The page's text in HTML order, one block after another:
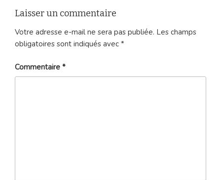
Laisser un commentaire
Votre adresse e-mail ne sera pas publiée. Les champs
obligatoires sont indiqués avec *
Commentaire *